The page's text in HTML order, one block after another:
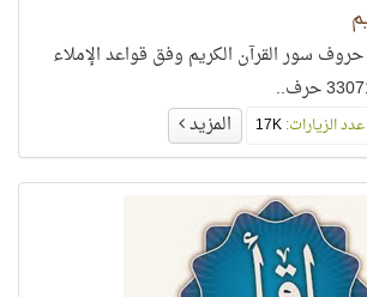
سور القرآن الكريم وفق قواعد الإملاء
عدد الزيارات:17K المزيد